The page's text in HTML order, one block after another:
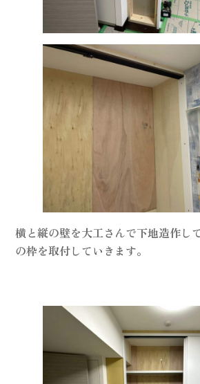
横と縦の壁を大工さんで下地造作し
の枠を取付していきます。